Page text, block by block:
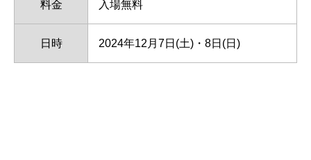
料金 入場無料
日時 2024年12月7日(土)・8日(日)